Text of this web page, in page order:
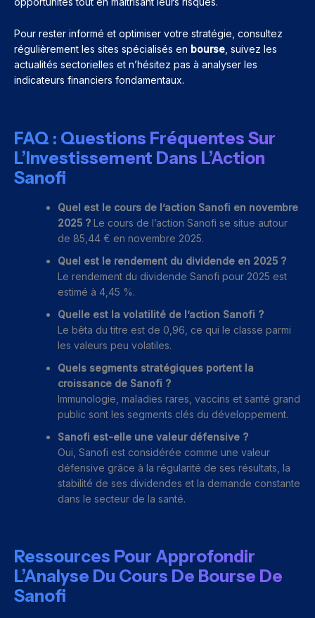
Pour rester informé et optimiser votre stratégie, consultez
régulièrement les sites spécialisés en bourse , suivez les
actualités sectorielles et n’hésitez pas à analyser les
indicateurs financiers fondamentaux.
FAQ : Questions Fréquentes Sur
L’Investissement Dans L’Action
Sanofi
Quel est le cours de l’action Sanofi en novembre
2025 ? Le cours de l’action Sanofi se situe autour
de 85,44 € en novembre 2025.
Quel est le rendement du dividende en 2025 ?
Le rendement du dividende Sanofi pour 2025 est
estimé à 4,45 %.
Quelle est la volatilité de l’action Sanofi ?
Le bêta du titre est de 0,96, ce qui le classe parmi
les valeurs peu volatiles.
Quels segments stratégiques portent la
croissance de Sanofi ?
Immunologie, maladies rares, vaccins et santé grand
public sont les segments clés du développement.
Sanofi est-elle une valeur défensive ?
Oui, Sanofi est considérée comme une valeur
défensive grâce à la régularité de ses résultats, la
stabilité de ses dividendes et la demande constante
dans le secteur de la santé.
Ressources Pour Approfondir
L’Analyse Du Cours De Bourse De
Sanofi